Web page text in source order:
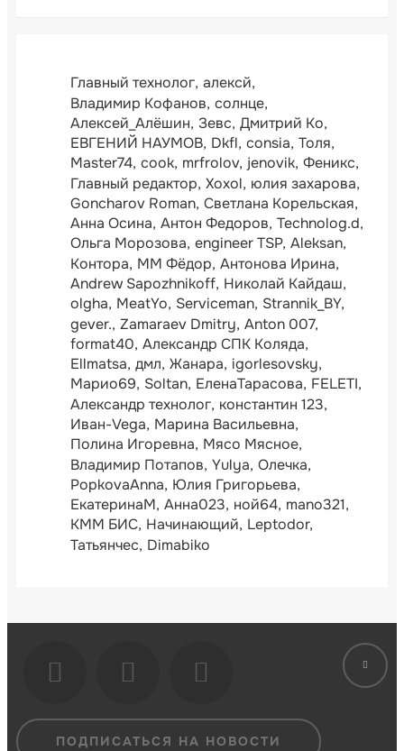
Главный технолог алексй
Владимир Кофанов солнце
Алексей_Алёшин Зевс Дмитрий Ко
ЕВГЕНИЙ НАУМОВ Dkfl consia Толя
Master74 cook mrfrolov jenovik Феникс
Главный редактор Xoxol юлия захарова
Goncharov Roman Светлана Корельская
Анна Осина Антон Федоров Technolog.d
Ольга Морозова engineer TSP Aleksan
Контора ММ Фёдор Антонова Ирина
Andrew Sapozhnikoff Николай Кайдаш
olgha MeatYo Serviceman Strannik_BY
gever. Zamaraev Dmitry Anton 007
format40 Александр СПК Коляда
Ellmatsa дмл Жанара igorlesovsky
Марио69 Soltan ЕленаТарасова FELETI
Александр технолог константин 123
Иван-Vega Марина Васильевна
Полина Игоревна Мясо Мясное
Владимир Потапов Yulya Олечка
PopkovaAnna Юлия Григорьева
ЕкатеринаМ Анна023 ной64 mano321
КММ БИС Начинающий Leptodor
Татьянчес Dimabiko
ПОДПИСАТЬСЯ НА НОВОСТИ